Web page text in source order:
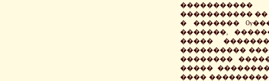
�����������
� �������
�������,
�����
����������
��������
�����
����